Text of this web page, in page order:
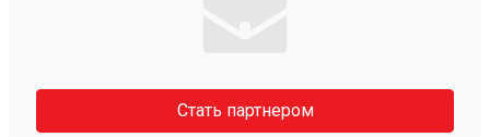
Стать партнером